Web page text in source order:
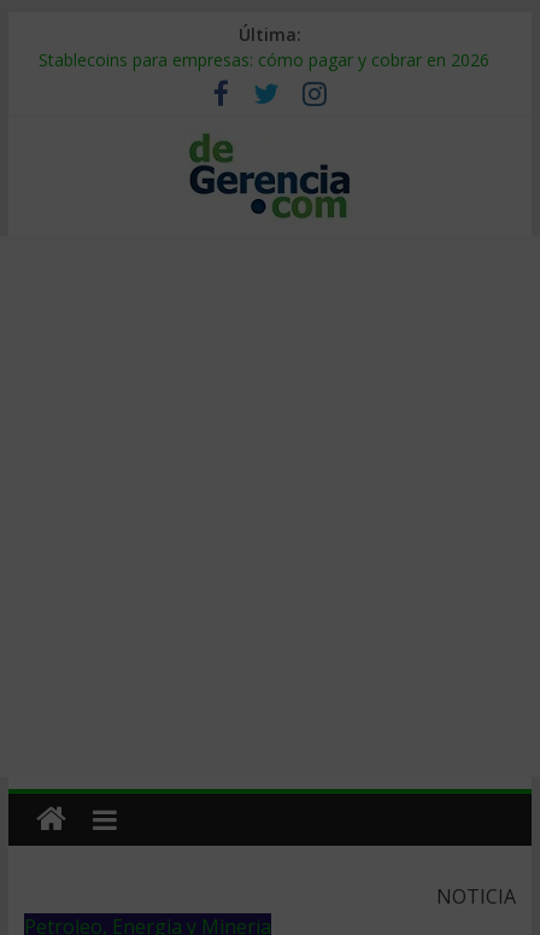
Última:
Stablecoins para empresas: cómo pagar y cobrar en 2026
Despido silencioso: qué es y por qué sale tan caro
IA en selección de personal: cómo auditarla a tiempo
Trabajo forzoso en la cadena de suministro: qué hacer
Mercado hispano de EE. UU.: cómo segmentarlo y venderle
NOTICIA
Petroleo, Energia y Mineria